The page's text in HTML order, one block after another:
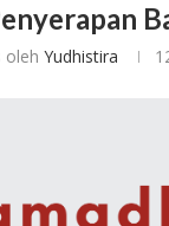
oleh Yudhistira